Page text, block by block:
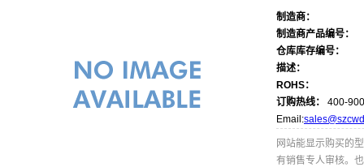
制造商：
制造商产品编号：
仓库库存编号：
描述：
ROHS：
订购热线：
400-
Email:
网站能显示购买的
有销售专人审核。